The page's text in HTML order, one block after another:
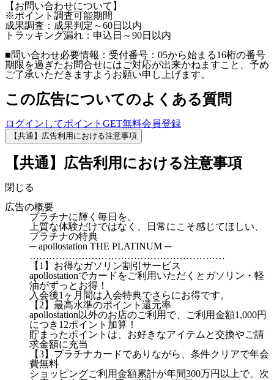
【お問い合わせについて】
※ポイント調査可能期間
成果調査：成果判定～60日以内
トラッキング漏れ：申込日～90日以内
■問い合わせ必要情報：受付番号：05から始まる16桁の番号
期限を過ぎたお問合せにはご対応が出来かねますこと、予め
ご了承いただきますようお願い申し上げます。
この広告についてのよくある質問
ログインしてポイントGET無料会員登録
【共通】広告利用における注意事項
【共通】広告利用における注意事項
閉じる
広告の概要
プラチナに輝く毎日を。
上質な体験だけではなく、日常にこそ感じてほしい、
プラチナの特典
─ apollostation THE PLATINUM ─
……………………………………………………
【1】お得なガソリン割引サービス
apollostationでカードをご利用いただくとガソリン・軽
油がずっとお得！
入会後1ヶ月間は入会特典でさらにお得です。
【2】最高水準のポイント還元率
apollostation以外のお店のご利用で、ご利用金額1,000円
につき12ポイント加算！
貯まったポイントは、お好きなアイテムと交換やご請
求金額に充当
【3】プラチナカードでありながら、条件クリアで年会
費無料
ショッピングご利用金額累計が年間300万円以上で、次